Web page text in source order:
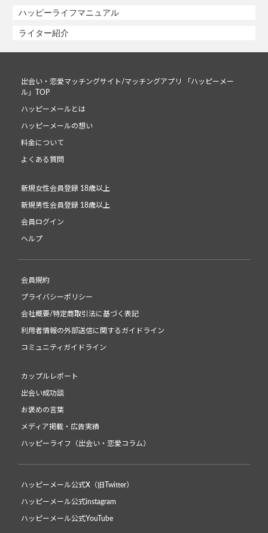
ハッピーライフマニュアル
ライター紹介
出会い・恋愛マッチングサイト/マッチングアプリ 「ハッピーメー
ル」TOP
ハッピーメールとは
ハッピーメールの想い
料金について
よくある質問
新規女性会員登録 18歳以上
新規男性会員登録 18歳以上
会員ログイン
ヘルプ
会員規約
プライバシーポリシー
会社概要/特定商取引法に基づく表記
利用者情報の外部送信に関するガイドライン
コミュニティガイドライン
カップルレポート
出会い成功談
お褒めの言葉
メディア掲載・広告実績
ハッピーライフ（出会い・恋愛コラム）
ハッピーメール公式X（旧Twitter）
ハッピーメール公式instagram
ハッピーメール公式YouTube